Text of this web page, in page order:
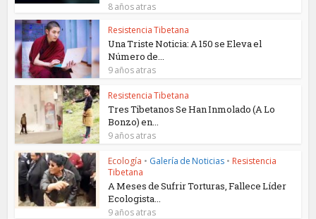
8 años atras
Resistencia Tibetana
Una Triste Noticia: A 150 se Eleva el
Número de...
9 años atras
Resistencia Tibetana
Tres Tibetanos Se Han Inmolado (A Lo
Bonzo) en...
9 años atras
Ecología • Galería de Noticias • Resistencia
Tibetana
A Meses de Sufrir Torturas, Fallece Líder
Ecologista...
9 años atras